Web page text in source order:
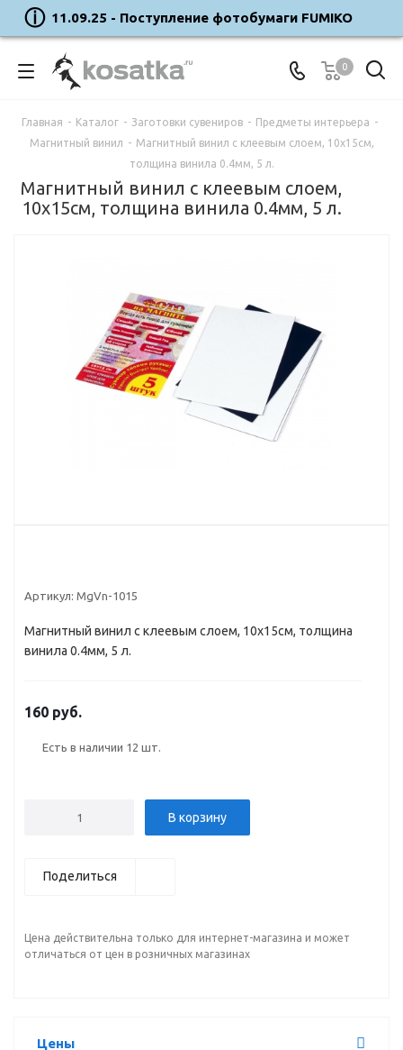
11.09.25 - Поступление фотобумаги FUMIKO
0
Главная - Каталог - Заготовки сувениров - Предметы интерьера -
Магнитный винил - Магнитный винил с клеевым слоем, 10x15см,
толщина винила 0.4мм, 5 л.
Магнитный винил с клеевым слоем,
10x15см, толщина винила 0.4мм, 5 л.
Артикул: MgVn-1015
Магнитный винил с клеевым слоем, 10x15см, толщина
винила 0.4мм, 5 л.
160 руб.
Есть в наличии 12 шт.
В корзину
Поделиться
Цена действительна только для интернет-магазина и может
отличаться от цен в розничных магазинах
Цены